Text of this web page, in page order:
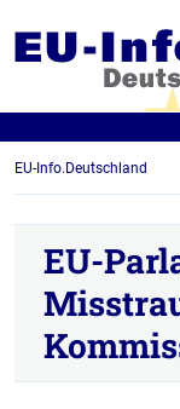
EU-Info.Deutschland
EU-